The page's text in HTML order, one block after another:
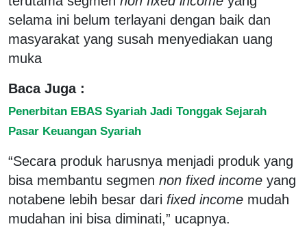
selama ini belum terlayani dengan baik dan
masyarakat yang susah menyediakan uang
muka
Baca Juga :
Penerbitan EBAS Syariah Jadi Tonggak Sejarah
Pasar Keuangan Syariah
“Secara produk harusnya menjadi produk yang
bisa membantu segmen non fixed income yang
notabene lebih besar dari fixed income mudah
mudahan ini bisa diminati,” ucapnya.